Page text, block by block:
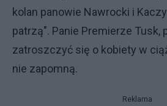
kolan panowie Nawrocki i
patrzą". Panie Premierze Tusk,
zatroszczyć się o kobiety w
nie zapomną.
Reklama